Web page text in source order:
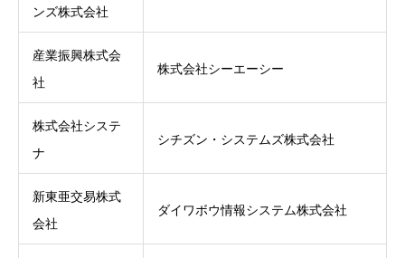
ンズ株式会社
産業振興株式会
社
株式会社シーエーシー
株式会社システ
ナ
シチズン・システムズ株式会社
新東亜交易株式
会社
ダイワボウ情報システム株式会社